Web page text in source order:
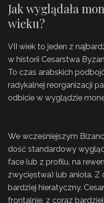
Jak wyglądała
wieku?
VII wiek to jeden z
w historii Cesarstwa
To czas arabskich
radykalnej reorganizacji
odbicie w wyglądzie
We wcześniejszym
dość standardowy
face lub z profilu, na
zwycięstwa) lub anioła. Z
bardziej hieratyczny.
frontalnie, z coraz